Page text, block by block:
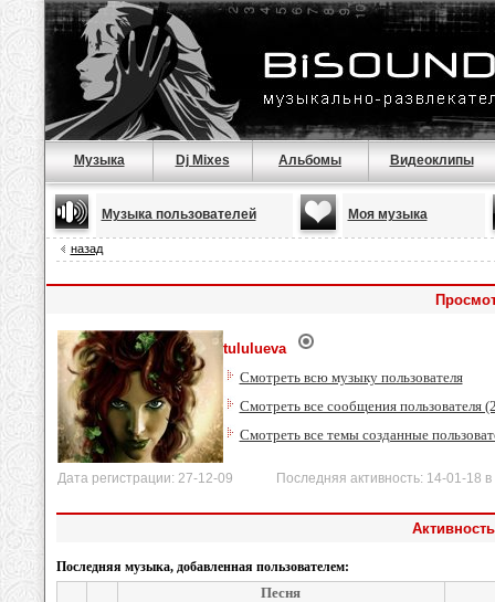
Музыка Dj Mixes Альбомы Видеоклипы
Музыка пользователей Моя музыка
назад
tululueva
Смотреть всю музыку пользователя
Смотреть все сообщения пользователя
Смотреть все темы созданные
Дата регистрации: 27-12-09 Последняя активность: 14-01-18 в
Последняя музыка, добавленная пользователем:
Песня